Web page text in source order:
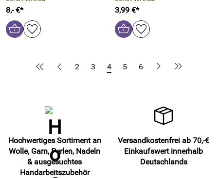
8,- €* 3,99 €*
2 3 4 5 6
Hochwertiges Sortiment an
Wolle, Garn, Perlen, Nadeln
& ausgesuchtes
Handarbeitszubehör
Versandkostenfrei ab 70,-€
Einkaufswert innerhalb
Deutschlands